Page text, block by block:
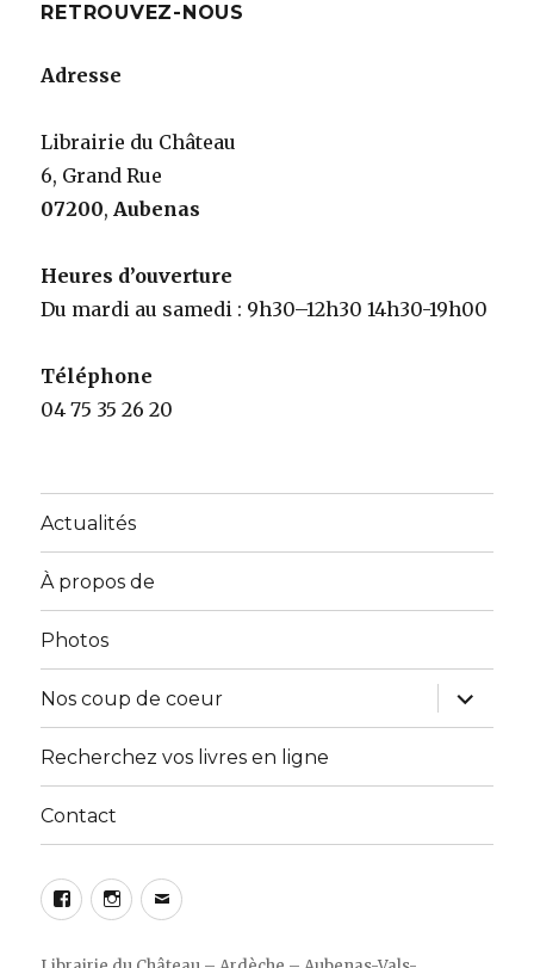
RETROUVEZ-NOUS
Adresse
Librairie du Château
6, Grand Rue
07200,Aubenas
Heures d’ouverture
Du mardi au samedi : 9h30–12h30 14h30-19h00
Téléphone
04 75 35 26 20
Actualités
À propos de
Photos
Nos coup de coeur
ouvrir
le
sous-
Recherchez vos livres en ligne
Contact
FacebookInstagram
E-